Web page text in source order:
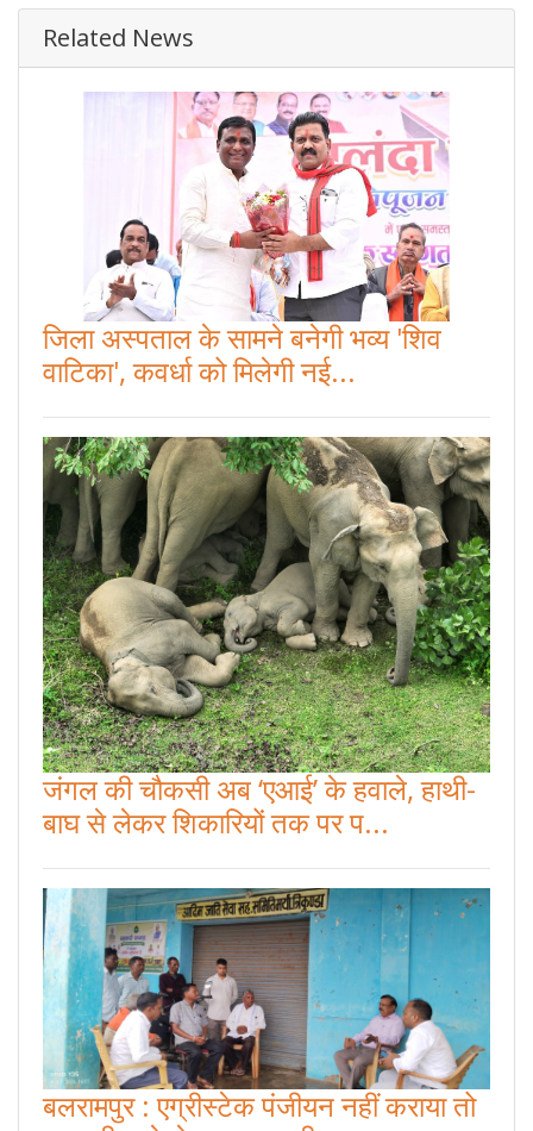
Related News
जिला अस्पताल के सामने बनेगी भव्य 'शिव
वाटिका', कवर्धा को मिलेगी नई...
जंगल की चौकसी अब ‘एआई’ के हवाले, हाथी-
बाघ से लेकर शिकारियों तक पर प...
बलरामपुर : एग्रीस्टेक पंजीयन नहीं कराया तो